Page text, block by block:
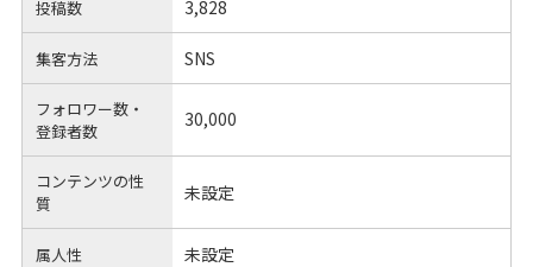
投稿数 3,828
集客方法 SNS
フォロワー数・
登録者数
30,000
コンテンツの性
質
未設定
属人性 未設定